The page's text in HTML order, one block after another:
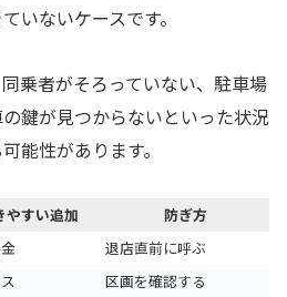
いないケースです。
乗者がそろっていない、駐車場
鍵が見つからないといった状況
能性があります。
やすい追加
防ぎ方
退店直前に呼ぶ
区画を確認する